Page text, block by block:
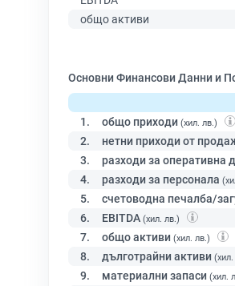
общо активи
Основни Финансови Данни и
1.
общо приходи (хил. лв.)
2. нетни приходи от
3. разходи за оперативна
4. разходи за персонала
5. счетоводна печалба/
6. EBITDA (хил. лв.)
7. общо активи (хил. лв.)
8. дълготрайни активи
9. материални запаси (хил.